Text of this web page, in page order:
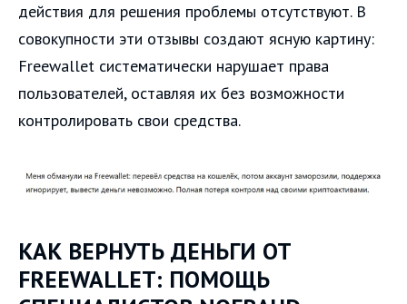
действия для решения проблемы отсутствуют. В
совокупности эти отзывы создают ясную картину:
Freewallet систематически нарушает права
пользователей, оставляя их без возможности
контролировать свои средства.
КАК ВЕРНУТЬ ДЕНЬГИ ОТ
FREEWALLET: ПОМОЩЬ